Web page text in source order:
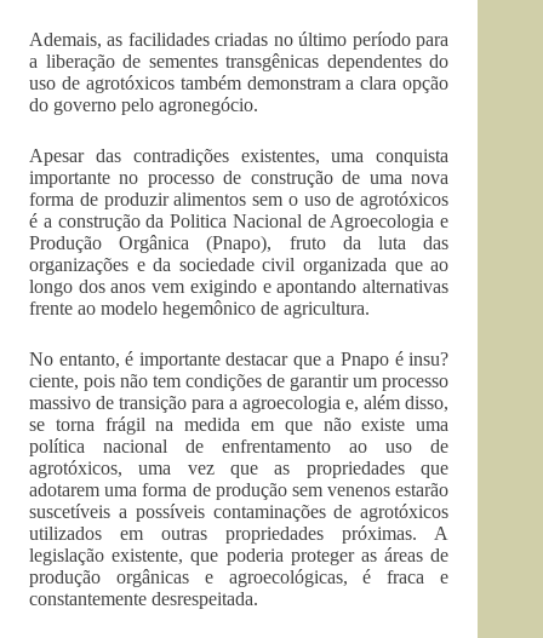
Ademais, as facilidades criadas no último período para
a liberação de sementes transgênicas dependentes do
uso de agrotóxicos também demonstram a clara opção
do governo pelo agronegócio.
Apesar das contradições existentes, uma conquista
importante no processo de construção de uma nova
forma de produzir alimentos sem o uso de agrotóxicos
é a construção da Politica Nacional de Agroecologia e
Produção Orgânica (Pnapo), fruto da luta das
organizações e da sociedade civil organizada que ao
longo dos anos vem exigindo e apontando alternativas
frente ao modelo hegemônico de agricultura.
No entanto, é importante destacar que a Pnapo é insu?
ciente, pois não tem condições de garantir um processo
massivo de transição para a agroecologia e, além disso,
se torna frágil na medida em que não existe uma
política nacional de enfrentamento ao uso de
agrotóxicos, uma vez que as propriedades que
adotarem uma forma de produção sem venenos estarão
suscetíveis a possíveis contaminações de agrotóxicos
utilizados em outras propriedades próximas. A
legislação existente, que poderia proteger as áreas de
produção orgânicas e agroecológicas, é fraca e
constantemente desrespeitada.